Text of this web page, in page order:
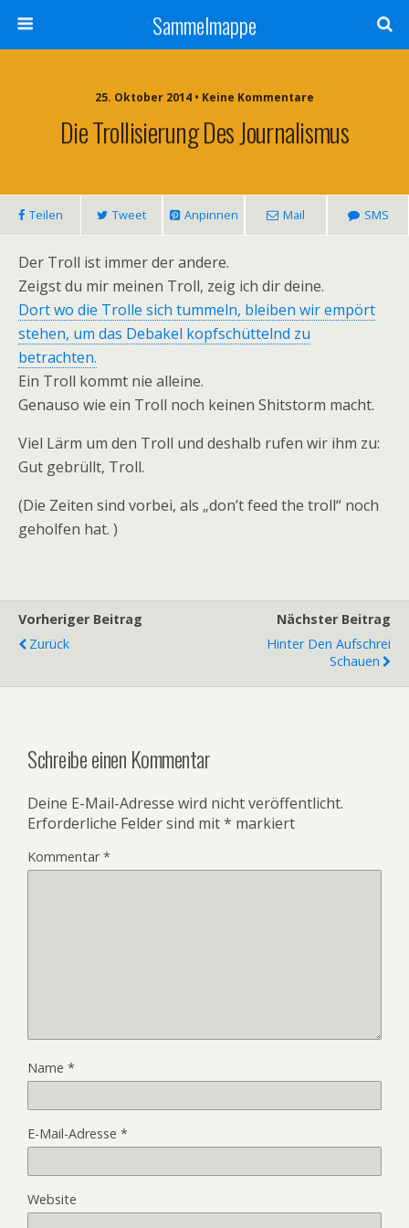
Sammelmappe
25. Oktober 2014 • Keine Kommentare
Die Trollisierung Des Journalismus
Teilen Tweet Anpinnen Mail SMS
Der Troll ist immer der andere.
Zeigst du mir meinen Troll, zeig ich dir deine.
Dort wo die Trolle sich tummeln, bleiben wir empört
stehen, um das Debakel kopfschüttelnd zu
betrachten.
Ein Troll kommt nie alleine.
Genauso wie ein Troll noch keinen Shitstorm macht.
Viel Lärm um den Troll und deshalb rufen wir ihm zu:
Gut gebrüllt, Troll.
(Die Zeiten sind vorbei, als „don’t feed the troll“ noch
geholfen hat. )
Vorheriger Beitrag
Zurück
Nächster Beitrag
Hinter Den Aufschrei
Schauen
Schreibe einen Kommentar
Deine E-Mail-Adresse wird nicht veröffentlicht.
Erforderliche Felder sind mit* markiert
Kommentar*
Name *
E-Mail-Adresse *
Website